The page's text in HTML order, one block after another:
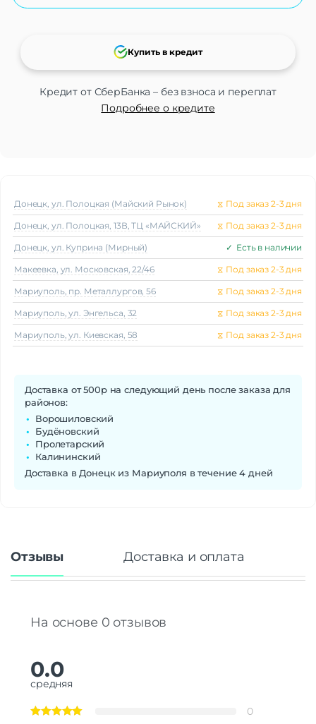
Кредит от СберБанка – без взноса и переплат
Подробнее о кредите
Купить в кредит
Донецк, ул. Полоцкая (Майский Рынок) ⧖ Под заказ 2-3 дня
Донецк, ул. Полоцкая, 13В, ТЦ «МАЙСКИЙ» ⧖ Под заказ 2-3 дня
Донецк, ул. Куприна (Мирный) ✓ Есть в наличии
Макеeвка, ул. Московская, 22/46 ⧖ Под заказ 2-3 дня
Мариуполь, пр. Металлургов, 56 ⧖ Под заказ 2-3 дня
Мариуполь, ул. Энгельса, 32 ⧖ Под заказ 2-3 дня
Мариуполь, ул. Киевская, 58 ⧖ Под заказ 2-3 дня
Доставка от 500р на следующий день после заказа для
районов:
Ворошиловский
Будёновский
Пролетарский
Калининский
Доставка в Донецк из Мариуполя в течение 4 дней
Отзывы Доставка и оплата
На основе 0 отзывов
0.0
средняя
0